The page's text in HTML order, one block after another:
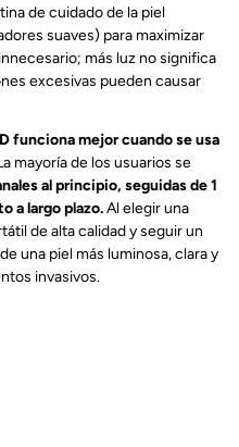
de cuidado de la piel
suaves) para maximizar
más luz no significa
excesivas pueden causar
funciona mejor cuando se usa
mayoría de los usuarios se
al principio, seguidas de 1
a largo plazo.Al elegir una
de alta calidad y seguir un
una piel más luminosa, clara y
invasivos.